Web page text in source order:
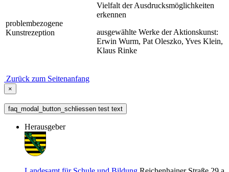
problembezogene
Kunstrezeption
Vielfalt der Ausdrucksmöglichkeiten
erkennen
ausgewählte Werke der Aktionskunst:
Erwin Wurm, Pat Oleszko, Yves Klein,
Klaus Rinke
Zurück zum Seitenanfang
×
faq_modal_button_schliessen test text
Herausgeber